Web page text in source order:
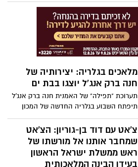
מלאכים בגלריה: יצירותיה של
חנה ברק אנג'ל יוצגו בבת ים
תערוכת "תפילה" של האמנית חנה ברק אנג'ל
תיפתח השבוע בגלריה החדשה של המכון
לאמנות בעיר. דרך דמויות מלאכים, האמנית
מבקשת להביע תקווה וכמיהה רוחנית בימים
טעונים.
צ'אט עם דוד בן-גוריון: הצ'אט
שמחבר אותנו אל מורשתו של
ראש ממשלת ישראל הראשון
בעידן הבינה המלאכותית